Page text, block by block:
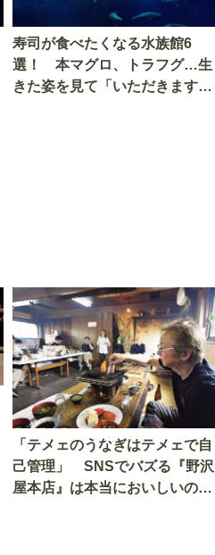
寿司が食べたくなる水族館6
選！ 本マグロ、トラフグ…生
きた姿を見て「いただきます」
「テメェのうなぎはテメェで自
己管理」 SNSでバズる『野沢
屋本店』は本当においしいの